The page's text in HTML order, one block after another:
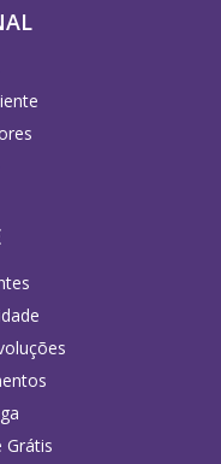
Grátis